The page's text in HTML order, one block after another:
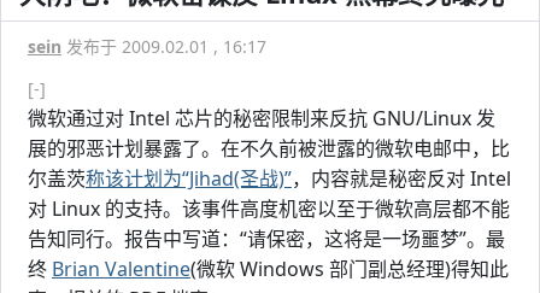
sein 发布于 2009.02.01 , 16:17
[-]
微软通过对 Intel 芯片的秘密限制来反抗 GNU/Linux 发
展的邪恶计划暴露了。在不久前被泄露的微软电邮中，比
尔盖茨称该计划为“Jihad(圣战)”，内容就是秘密反对 Intel
对 Linux 的支持。该事件高度机密以至于微软高层都不能
告知同行。报告中写道：“请保密，这将是一场噩梦”。最
终 Brian Valentine(微软 Windows 部门副总经理)得知此